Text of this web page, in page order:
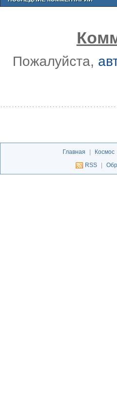
Пожалуйста,
Главная | Космос
RSS
|